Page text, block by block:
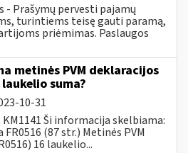
- Prašymų pervesti pajamų
turintiems teisę gauti paramą,
priėmimas. Paslaugos
metinės PVM deklaracijos
suma?
10-31
Ši informacija skelbiama:
(87 str.) Metinės PVM
16 laukelio...